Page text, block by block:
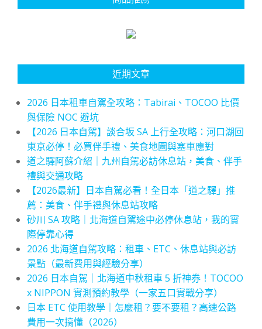
近期文章
2026 日本租車自駕全攻略：Tabirai、TOCOO 比價
與保險 NOC 避坑
【2026 日本自駕】談合坂 SA 上行全攻略：河口湖回
東京必停！必買伴手禮、美食地圖與塞車應對
道之驛阿蘇介紹｜九州自駕必訪休息站，美食、伴手
禮與交通攻略
【2026最新】日本自駕必看！全日本「道之驛」推
薦：美食、伴手禮與休息站攻略
砂川 SA 攻略｜北海道自駕途中必停休息站，我的實
際停靠心得
2026 北海道自駕攻略：租車、ETC、休息站與必訪
景點（最新費用與經驗分享）
2026 日本自駕｜北海道中秋租車 5 折神券！TOCOO
x NIPPON 實測預約教學（一家五口實戰分享）
日本 ETC 使用教學｜怎麼租？要不要租？高速公路
費用一次搞懂（2026）